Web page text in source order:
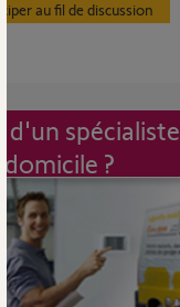
au fil de discussion
d'un spécialiste
?